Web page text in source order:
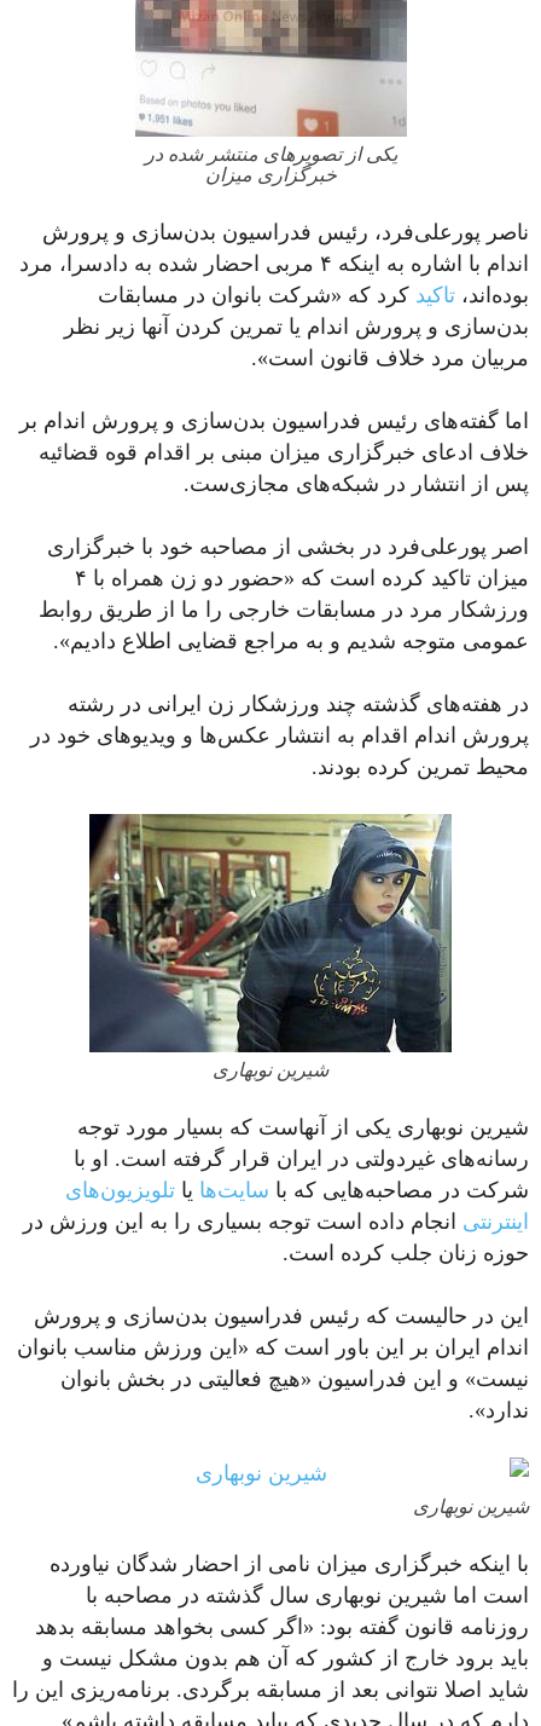
یکی از تصویرهای منتشر شده در
خبرگزاری میزان
ناصر پورعلی‌فرد، رئیس فدراسیون ‌بدن‌سازی و پرورش
اندام با اشاره به اینکه ۴ مربی احضار شده به دادسرا، مرد
بوده‌اند، تاکید کرد که «شرکت بانوان در مسابقات
بدن‌سازی و پرورش اندام یا تمرین کردن آنها زیر نظر
مربیان مرد خلاف قانون است».
اما گفته‌های رئیس فدراسیون ‌بدن‌سازی و پرورش اندام بر
خلاف ادعای خبرگزاری میزان مبنی بر اقدام قوه قضائیه
پس از انتشار در شبکه‌های مجازی‌ست.
اصر پورعلی‌فرد در بخشی از مصاحبه خود با خبرگزاری
میزان تاکید کرده است که «حضور دو زن همراه با ۴
ورزشکار مرد در مسابقات خارجی را ما از طریق روابط
عمومی متوجه شدیم و به مراجع قضایی اطلاع دادیم».
در هفته‌های گذشته چند ورزشکار زن ایرانی در رشته
پرورش اندام اقدام به انتشار عکس‌ها و ویدیوهای خود در
محیط تمرین کرده بودند.
شیرین نوبهاری
شیرین نوبهاری یکی از آنهاست که بسیار مورد توجه
رسانه‌های غیردولتی در ایران قرار گرفته است. او با
شرکت در مصاحبه‌هایی که با سایت‌ها یا تلویزیون‌های
اینترنتی انجام داده است توجه بسیاری را به این ورزش در
حوزه زنان جلب کرده است.
این در حالیست که رئیس فدراسیون ‌بدن‌سازی و پرورش
اندام ایران بر این باور است که «این ورزش مناسب بانوان
نیست» و این فدراسیون «هیچ فعالیتی در بخش بانوان
ندارد».
شیرین نوبهاری
با اینکه خبرگزاری میزان نامی از احضار شدگان نیاورده
است اما شیرین نوبهاری سال گذشته در مصاحبه با
روزنامه قانون گفته بود: «اگر کسی بخواهد‌ مسابقه بد‌هد‌
باید‌ برود‌ خارج از کشور که آن هم بد‌ون مشکل نیست و
شاید‌ اصلا نتوانی بعد‌ از مسابقه برگرد‌ی. برنامه‌ریزی این را
د‌ارم که د‌ر سال جد‌ید‌ی که بیاید‌ مسابقه د‌اشته باشم».